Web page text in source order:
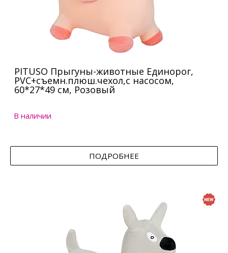
PITUSO Прыгуны-животные Единорог,
PVC+съемн.плюш.чехол,с насосом,
60*27*49 см, Розовый
В наличии
ПОДРОБНЕЕ